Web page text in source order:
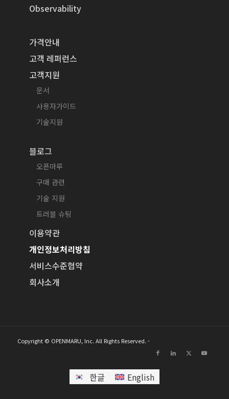
Observability
가격안내
고객 레퍼런스
고객지원
문서
사용자가이드
기술지원
블로그
오픈마루
구매 관련
기술 지원
트러블 슈팅
이용약관
개인정보처리방침
서비스수준협약
회사소개
Copyright © OPENMARU, Inc. All Rights Reserved. -
한글 English